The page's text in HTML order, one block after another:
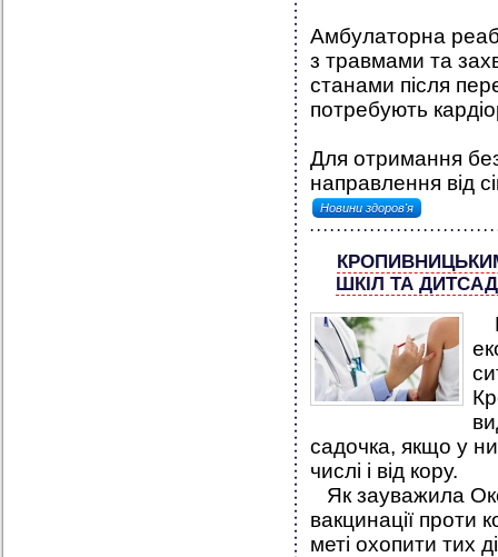
Амбулаторна
з травмами та
станами після
потребують
Для отримання
направлення від
Новини здоров'я
ШКІЛ ТА
садочка, якщо у
числі і від кору.
Як зауважила
вакцинації проти
меті охопити тих